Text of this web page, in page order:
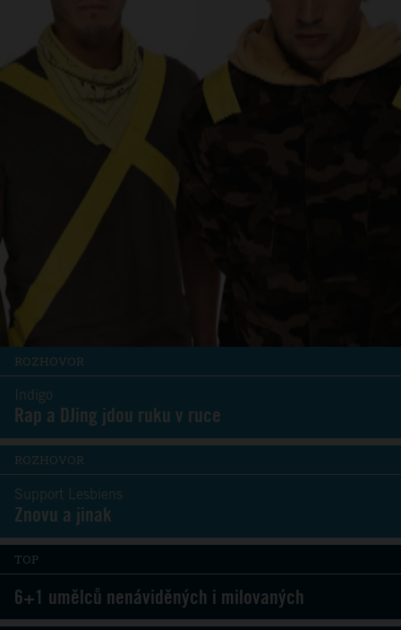
ROZHOVOR
Indigo
Rap a DJing jdou ruku v ruce
ROZHOVOR
Support Lesbiens
Znovu a jinak
TOP
6+1 umělců nenáviděných i milovaných